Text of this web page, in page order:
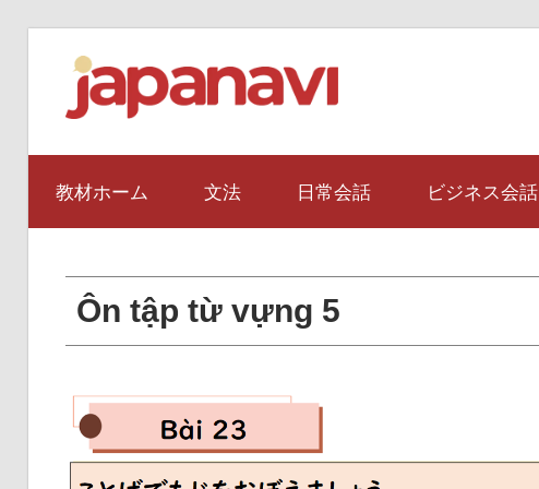
content
japanavi
教
材
イ
教材ホーム 文法 日常会話 ビジネス会話
Ôn tập từ vựng 5